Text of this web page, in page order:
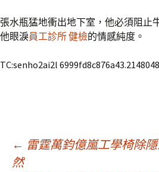
張水瓶猛地衝出地下室，他必須阻止
他眼淚員工診所 健檢的情感純度。
TC:senho2ai2l
文
← 雷霆萬鈞億嵐工學椅除
然